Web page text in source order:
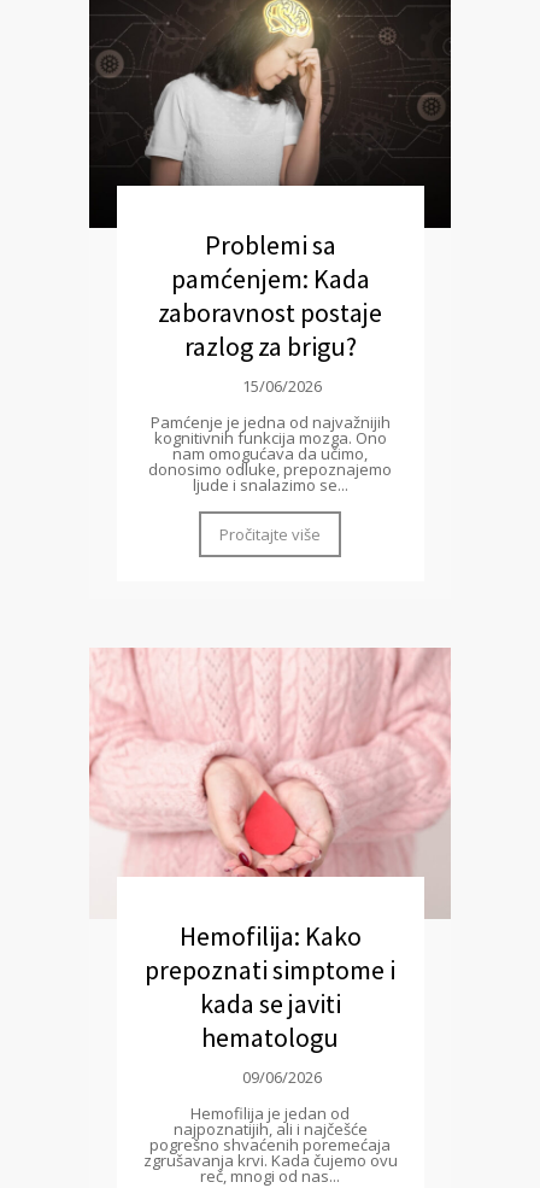
Problemi sa
pamćenjem: Kada
zaboravnost postaje
razlog za brigu?
15/06/2026
Pamćenje je jedna od najvažnijih
kognitivnih funkcija mozga. Ono
nam omogućava da učimo,
donosimo odluke, prepoznajemo
ljude i snalazimo se...
Pročitajte više
Hemofilija: Kako
prepoznati simptome i
kada se javiti
hematologu
09/06/2026
Hemofilija je jedan od
najpoznatijih, ali i najčešće
pogrešno shvaćenih poremećaja
zgrušavanja krvi. Kada čujemo ovu
reč, mnogi od nas...